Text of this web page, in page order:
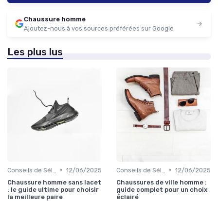
Chaussure homme
Ajoutez-nous à vos sources préférées sur Google
Les plus lus
• 12/06/2025
Chaussure homme sans lacet
: le guide ultime pour choisir
la meilleure paire
• 12/06/2025
Chaussures de ville homme :
guide complet pour un choix
éclairé